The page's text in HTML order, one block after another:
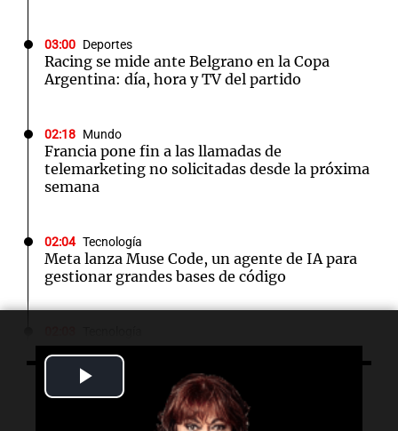
Video
03:00 Deportes
Racing se mide ante Belgrano en la Copa
Argentina: día, hora y TV del partido
02:18 Mundo
Francia pone fin a las llamadas de
telemarketing no solicitadas desde la próxima
semana
02:04 Tecnología
Meta lanza Muse Code, un agente de IA para
gestionar grandes bases de código
Travis Kalanick suma a un exejecutivo de Uber
como CFO en su startup de robótica Atoms
Escuchá lo último